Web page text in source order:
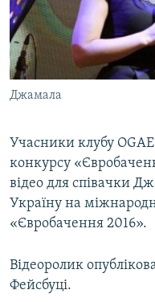
ВІДЕОУРОКИ «ELIFBE»
СВІДЧЕННЯ ОКУПАЦІЇ
УКРАЇНСЬКА ПРОБЛЕМА
ІНФОГРАФІКА
Русский
Qırımtatar
ДОЛУЧАЙСЯ!
Усі сайти RFE/RL
Джамала
Учасники клубу
конкурсу
відео для співачки
Україну на
«Євробачення 2016».
Відеоролик
Фейсбуці.